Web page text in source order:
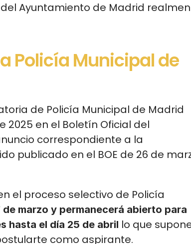
Ayuntamiento de Madrid
Policía Municipal de
de Policía Municipal de Madrid
2025 en el Boletín Oficial del
correspondiente a la
publicado en el BOE de 26 de
el proceso selectivo de Policía
de marzo y permanecerá abierto para
hasta el día 25 de abril lo que
como aspirante.